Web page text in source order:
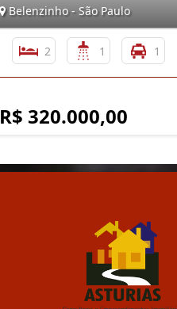
Belenzinho - São Paulo
2 1 1
R$ 320.000,00